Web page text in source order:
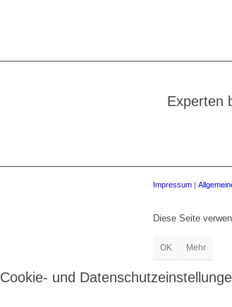
Experten
Impressum |
Diese Seite
OK Mehr
Cookie- und